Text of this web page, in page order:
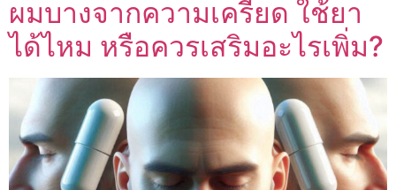
ผมบางจากความเครียด ใช้ยา
ได้ไหม หรือควรเสริมอะไรเพิ่ม?